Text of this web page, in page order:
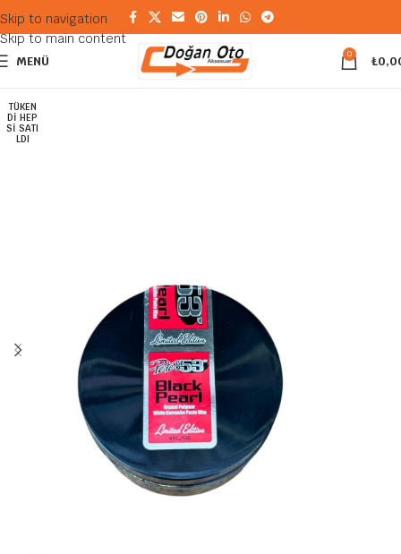
Skip to navigation
Skip to main content
MENÜ 0 ₺
TÜKEN
DI HEP
SI SATI
LDI